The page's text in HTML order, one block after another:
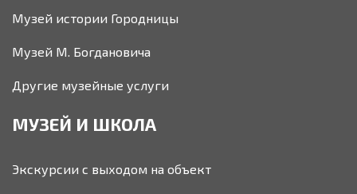
Музей истории Городницы
Музей М. Богдановича
Другие музейные услуги
МУЗЕЙ И ШКОЛА
Экскурсии с выходом на объект